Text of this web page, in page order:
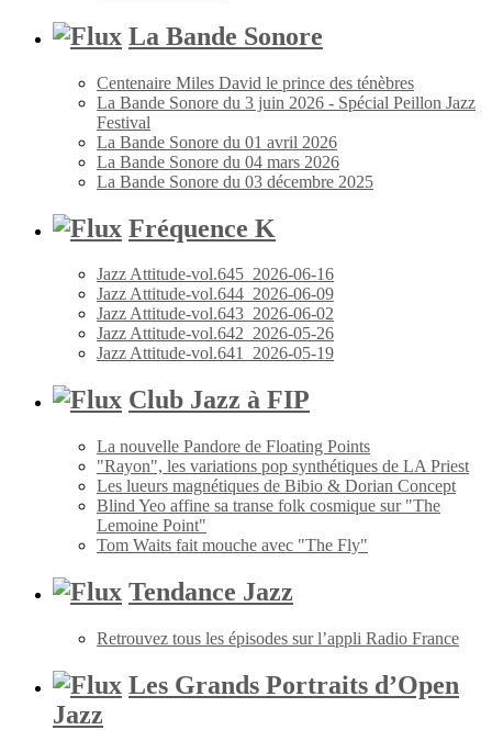
La Bande Sonore
Centenaire Miles David le prince des ténèbres
La Bande Sonore du 3 juin 2026 - Spécial Peillon Jazz
Festival
La Bande Sonore du 01 avril 2026
La Bande Sonore du 04 mars 2026
La Bande Sonore du 03 décembre 2025
Fréquence K
Jazz Attitude-vol.645_2026-06-16
Jazz Attitude-vol.644_2026-06-09
Jazz Attitude-vol.643_2026-06-02
Jazz Attitude-vol.642_2026-05-26
Jazz Attitude-vol.641_2026-05-19
Club Jazz à FIP
La nouvelle Pandore de Floating Points
"Rayon", les variations pop synthétiques de LA Priest
Les lueurs magnétiques de Bibio & Dorian Concept
Blind Yeo affine sa transe folk cosmique sur "The
Lemoine Point"
Tom Waits fait mouche avec "The Fly"
Tendance Jazz
Retrouvez tous les épisodes sur l’appli Radio France
Les Grands Portraits d’Open
Jazz